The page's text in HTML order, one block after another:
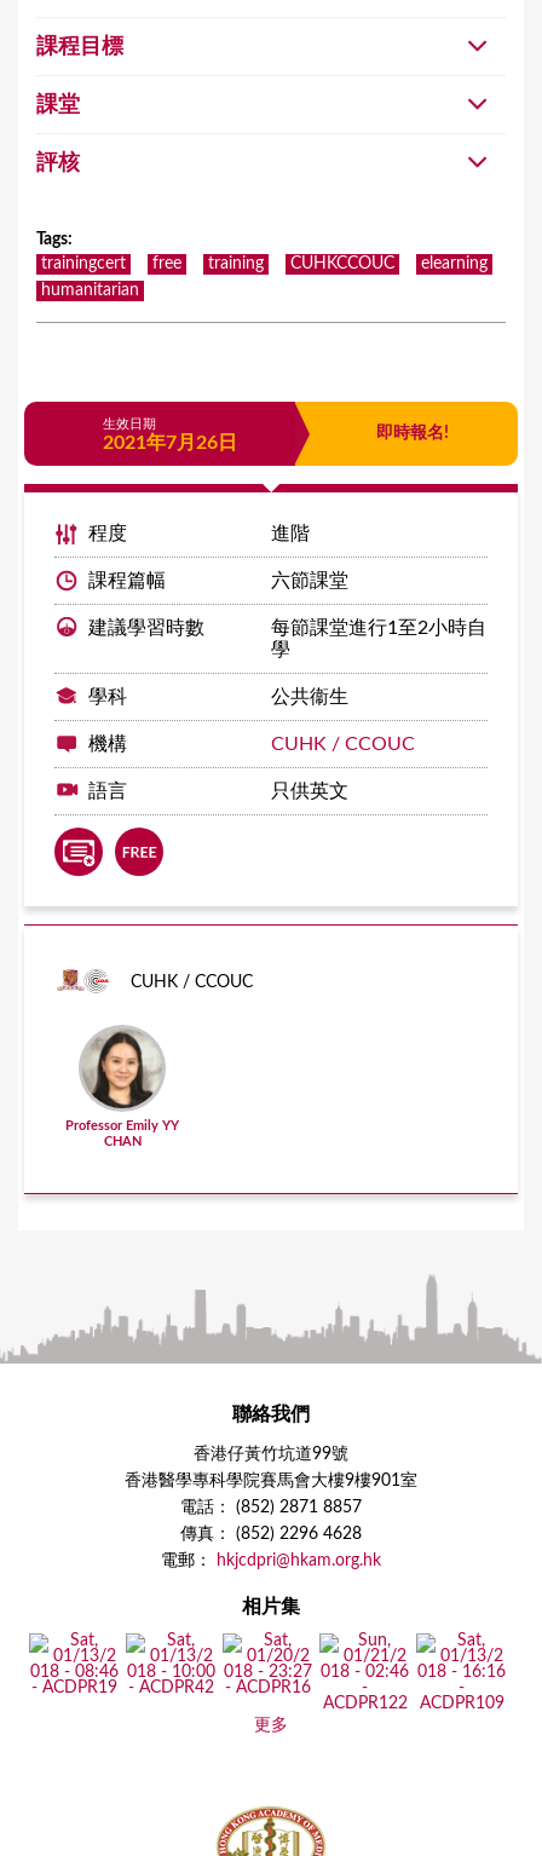
課程目標
課堂
評核
Tags:
trainingcert
free training CUHKCCOUC
elearning
humanitarian
生效日期
2021年7月26日 即時報名!
程度 進階
課程篇幅 六節課堂
建議學習時數
每節課堂進行1至2小時自
學
學科 公共衞生
機構 CUHK / CCOUC
語言 只供英文
CUHK / CCOUC
Professor Emily YY
CHAN
聯絡我們
香港仔黃竹坑道99號
香港醫學專科學院賽馬會大樓9樓901室
電話： (852) 2871 8857
傳真： (852) 2296 4628
電郵：
hkjcdpri@hkam.org.hk
相片集
更多